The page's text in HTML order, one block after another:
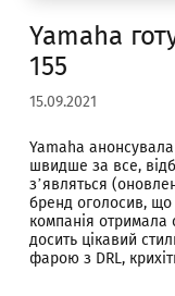
Yamaha
155
15.09.2021
Yamaha анонсувала
швидше за все,
з’являться
бренд оголосив, що
компанія отримала
досить цікавий
фарою з DRL,